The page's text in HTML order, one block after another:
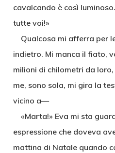
cavalcando è così
tutte voi!»
Qualcosa mi afferra per
indietro. Mi manca il fiato,
milioni di chilometri da
me, sono sola, mi gira la
vicino a—
«Marta!» Eva mi sta
espressione che doveva
mattina di Natale quando